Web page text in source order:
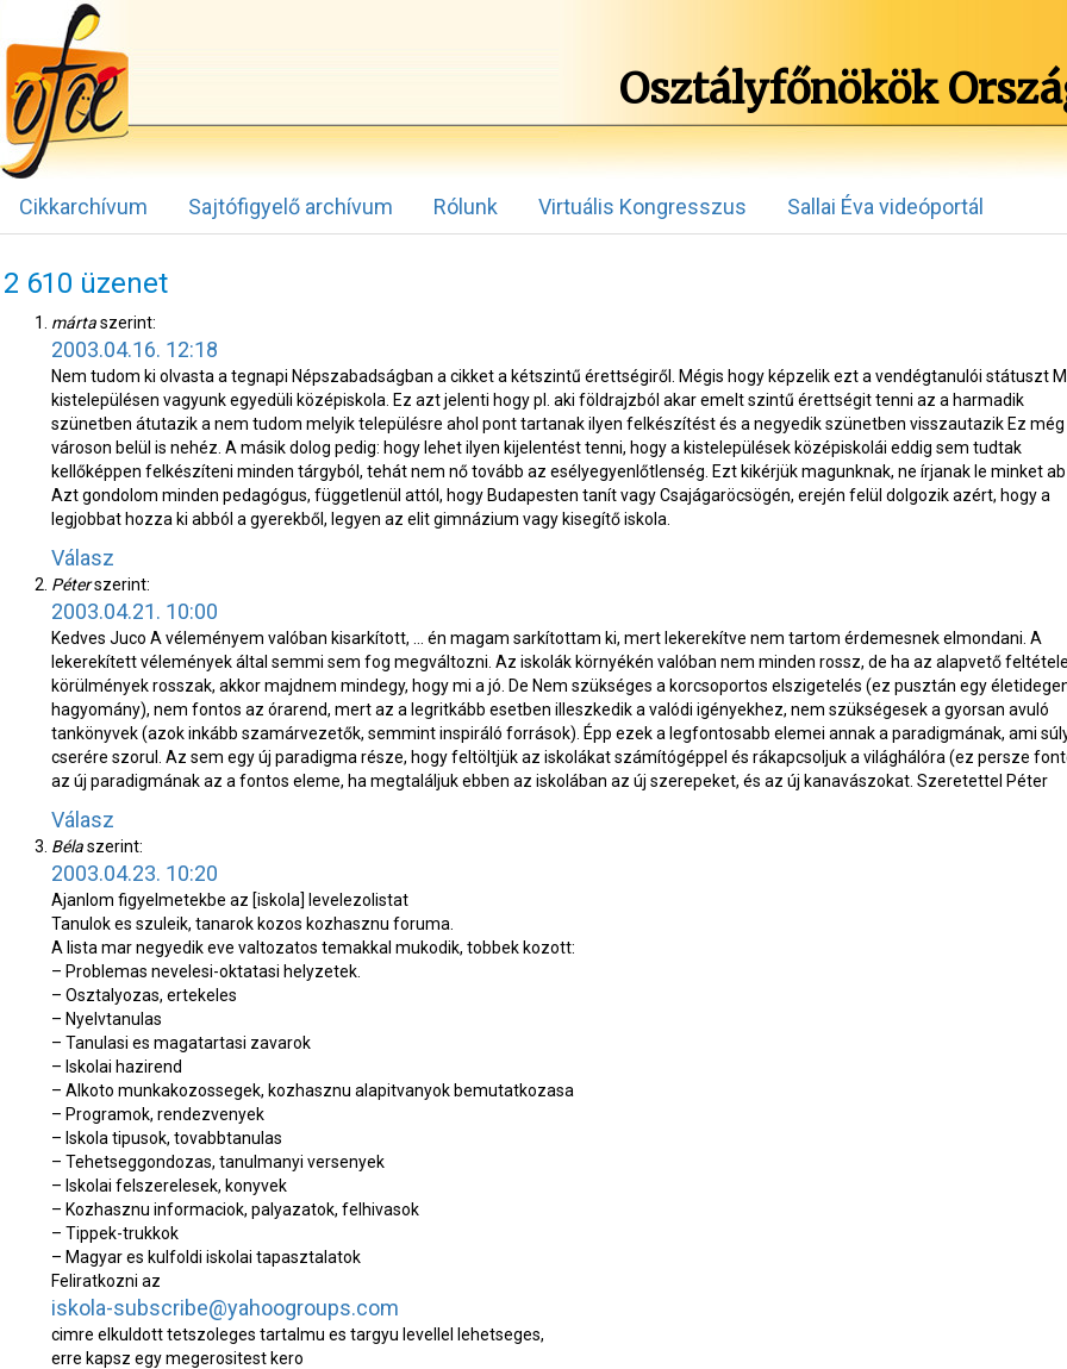
Osztályfőnökök
Cikkarchívum Sajtófigyelő archívum Rólunk Virtuális Kongresszus Sallai Éva videóportál
2 610 üzenet
mártaszerint:
2003.04.16. 12:18
Nem tudom ki olvasta a tegnapi Népszabadságban a cikket a kétszintű érettségiről. Mégis hogy képzelik ezt a vendégtanulói státuszt
kistelepülésen vagyunk egyedüli középiskola. Ez azt jelenti hogy pl. aki földrajzból akar emelt szintű érettségit tenni az a harmadik
szünetben átutazik a nem tudom melyik településre ahol pont tartanak ilyen felkészítést és a negyedik szünetben visszautazik Ez
városon belül is nehéz. A másik dolog pedig: hogy lehet ilyen kijelentést tenni, hogy a kistelepülések középiskolái eddig sem tudtak
kellőképpen felkészíteni minden tárgyból, tehát nem nő tovább az esélyegyenlőtlenség. Ezt kikérjük magunknak, ne írjanak le minket ab
Azt gondolom minden pedagógus, függetlenül attól, hogy Budapesten tanít vagy Csajágaröcsögén, erején felül dolgozik azért, hogy a
legjobbat hozza ki abból a gyerekből, legyen az elit gimnázium vagy kisegítő iskola.
Válasz
Péterszerint:
2003.04.21. 10:00
Kedves Juco A véleményem valóban kisarkított, … én magam sarkítottam ki, mert lekerekítve nem tartom érdemesnek elmondani. A
lekerekített vélemények által semmi sem fog megváltozni. Az iskolák környékén valóban nem minden rossz, de ha az alapvető
körülmények rosszak, akkor majdnem mindegy, hogy mi a jó. De Nem szükséges a korcsoportos elszigetelés (ez pusztán egy
hagyomány), nem fontos az órarend, mert az a legritkább esetben illeszkedik a valódi igényekhez, nem szükségesek a gyorsan avuló
tankönyvek (azok inkább szamárvezetők, semmint inspiráló források). Épp ezek a legfontosabb elemei annak a paradigmának, ami
cserére szorul. Az sem egy új paradigma része, hogy feltöltjük az iskolákat számítógéppel és rákapcsoljuk a világhálóra (ez persze
az új paradigmának az a fontos eleme, ha megtaláljuk ebben az iskolában az új szerepeket, és az új kanavászokat. Szeretettel Péter
Válasz
Bélaszerint:
2003.04.23. 10:20
Ajanlom figyelmetekbe az [iskola] levelezolistat
Tanulok es szuleik, tanarok kozos kozhasznu foruma.
A lista mar negyedik eve valtozatos temakkal mukodik, tobbek kozott:
– Problemas nevelesi-oktatasi helyzetek.
– Osztalyozas, ertekeles
– Nyelvtanulas
– Tanulasi es magatartasi zavarok
– Iskolai hazirend
– Alkoto munkakozossegek, kozhasznu alapitvanyok bemutatkozasa
– Programok, rendezvenyek
– Iskola tipusok, tovabbtanulas
– Tehetseggondozas, tanulmanyi versenyek
– Iskolai felszerelesek, konyvek
– Kozhasznu informaciok, palyazatok, felhivasok
– Tippek-trukkok
– Magyar es kulfoldi iskolai tapasztalatok
Feliratkozni az
iskola-subscribe@yahoogroups.com
cimre elkuldott tetszoleges tartalmu es targyu levellel lehetseges,
erre kapsz egy megerositest kero